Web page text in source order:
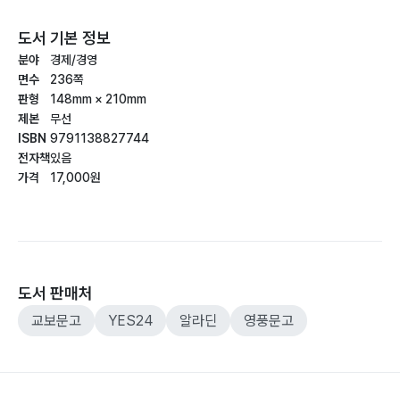
도서 기본 정보
분야
면수
판형
제본
ISBN
전자책
가격
경제/경영
236쪽
148mm × 210mm
무선
9791138827744
있음
17,000원
도서 판매처
교보문고 YES24 알라딘 영풍문고